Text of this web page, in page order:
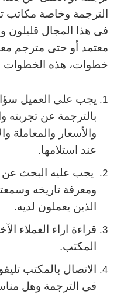
الترجمة وخاصة مكاتب
فى هذا المجال قليلون
معتمد أو حتى مترجم
خطوات، هذه
يجب على العميل
بالترجمة عن تجربته
والأسعار والمعاملة
عند استلامها.
يجب عليه البحث عن
ومعرفة تاريخه
الذين يعملون لديه.
قراءة اراء العملاء
المكتب.
الاتصال بالمكتب
فى الترجمة وهل